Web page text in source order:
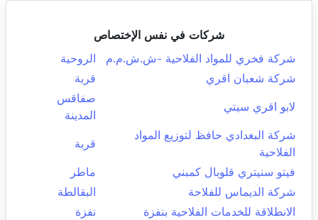
شركات في نفس الإختصاص
شركة فخري للمواد الفلاحية -ش.ش.م.م
الروحية
شركة شعبان اقري
قربة
لابو اقري سيتي
صفاقس
المدينة
شركة البغدادي حافظ لتوزيع المواد
الفلاحية
قربة
فيتو سنيتري قلوبال كمبني
ماطر
شركة الديماس للفلاحة
البقالطة
الانطلاقة للخدمات الفلاحية بنفزة
نفزة